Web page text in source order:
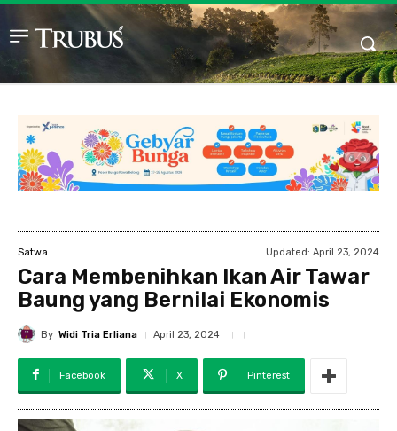
Satwa Updated: April 23, 2024
Cara Membenihkan Ikan Air Tawar
Baung yang Bernilai Ekonomis
By Widi Tria Erliana April 23, 2024
Facebook X Pinterest